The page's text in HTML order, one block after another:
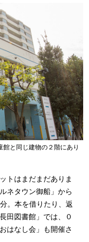
館と同じ建物の２階にあり
トはまだまだありま
ネタウン御船」から
。本を借りたり、返
田図書館」では、０
はなし会」も開催さ